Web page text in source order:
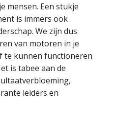
mensen. Een stukje
is immers ook
We zijn dus
van motoren in je
te kunnen functioneren
is tabee aan de
leiders en